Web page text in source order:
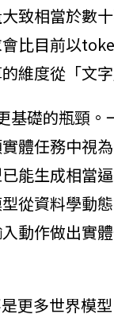
致相當於數
比目前以
維度從「文
基礎的瓶頸
體任務中視
能生成相當
資料學動態
動作做出實
更多世界模